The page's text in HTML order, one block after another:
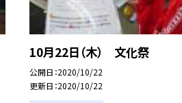
10月22日（木） 文化祭
公開日 2020/10/22
更新日 2020/10/22